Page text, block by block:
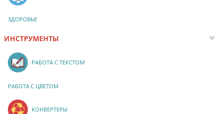
ЗДОРОВЬЕ
ИНСТРУМЕНТЫ
РАБОТА С ТЕКСТОМ
РАБОТА С ЦВЕТОМ
КОНВЕРТЕРЫ